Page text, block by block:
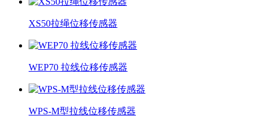
XS50拉绳位移传感器
WEP70 拉线位移传感器
WPS-M型拉线位移传感器